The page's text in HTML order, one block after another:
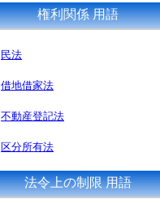
権利関係 用語
民法
借地借家法
不動産登記法
区分所有法
法令上の制限 用語